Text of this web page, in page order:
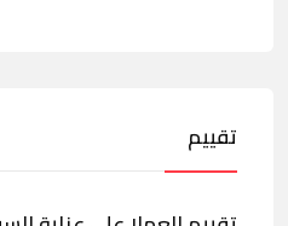
تقييم